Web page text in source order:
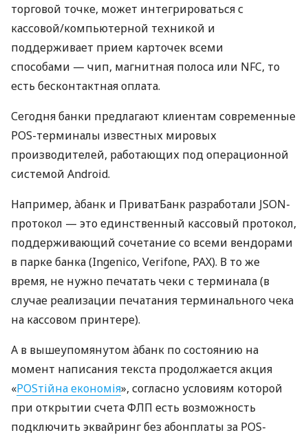
торговой точке, может интегрироваться с
кассовой/компьютерной техникой и
поддерживает прием карточек всеми
способами — чип, магнитная полоса или NFC, то
есть бесконтактная оплата.
Сегодня банки предлагают клиентам современные
POS-терминалы известных мировых
производителей, работающих под операционной
системой Android.
Например, àбанк и ПриватБанк разработали JSON-
протокол — это единственный кассовый протокол,
поддерживающий сочетание со всеми вендорами
в парке банка (Ingenico, Verifone, PAX). В то же
время, не нужно печатать чеки с терминала (в
случае реализации печатания терминального чека
на кассовом принтере).
А в вышеупомянутом àбанк по состоянию на
момент написания текста продолжается акция
«POSтійна економія», согласно условиям которой
при открытии счета ФЛП есть возможность
подключить эквайринг без абонплаты за POS-